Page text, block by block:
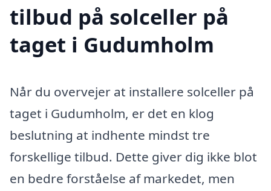
tilbud på solceller på
taget i Gudumholm
Når du overvejer at installere solceller på
taget i Gudumholm, er det en klog
beslutning at indhente mindst tre
forskellige tilbud. Dette giver dig ikke blot
en bedre forståelse af markedet, men